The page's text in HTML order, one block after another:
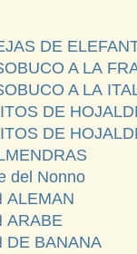
DE
A LA
A LA
DE
DE
del Nonno
ALEMAN
ARABE
DE BANANA